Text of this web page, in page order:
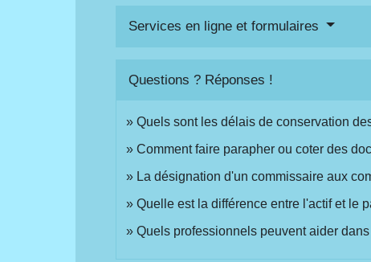
Services en ligne et formulaires
Questions ? Réponses !
Quels sont les délais de conservation
Comment faire parapher ou coter des
La désignation d'un commissaire aux
Quelle est la différence entre l'actif et le
Quels professionnels peuvent aider